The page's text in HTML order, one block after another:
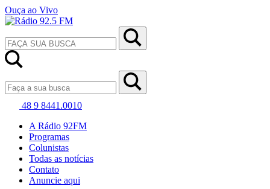
Ouça ao Vivo
48 9 8441.0010
A Rádio 92FM
Programas
Colunistas
Todas as notícias
Contato
Anuncie aqui